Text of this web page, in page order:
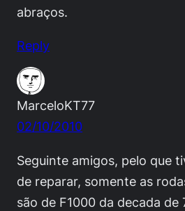
abraços.
Reply
MarceloKT77
02/10/2010
Seguinte amigos, pelo que
de reparar, somente as
são de F1000 da decada de